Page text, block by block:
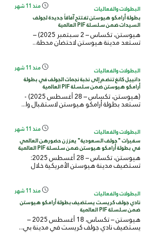
البطولات والفعاليات منذ 11 شهر
بطولة أرامكو هيوستن تفتتح آفاقاً جديدة لجولف
السيدات ضمن سلسلة PIF العالمية
هيوستن، تكساس – 2 سبتمبر 2025) –
تستعد مدينة هيوستن لاحتضان محطة...
البطولات والفعاليات منذ 11 شهر
دانييل كانغ تنضم إلى نخبة نجمات الجولف في بطولة
أرامكو هيوستن ضمن سلسلة PIF العالمية
(هيوستن، تكساس – 28 أغسطس 2025) -
تستعد بطولة أرامكو هيوستن لاستقبال وا...
البطولات والفعاليات منذ 11 شهر
سفيرات "جولف السعودية" يعززن حضورهن العالمي
في بطولة أرامكو هيوستن ضمن سلسلة PIF العالمية
هيوستن، تكساس – 28 أغسطس 2025:
تستضيف مدينة هيوستن الأمريكية خلال
البطولات والفعاليات منذ 11 شهر
نادي جولف كريست يستضيف بطولة أرامكو هيوستن
ضمن سلسلة PIF العالمية
هيوستن – تكساس، 18 أغسطس 2025 –
يستضيف نادي جولف كريست في مدينة بي...